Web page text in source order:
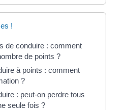
!
de conduire : comment
de points ?
à points : comment
?
: peut-on perdre tous
seule fois ?